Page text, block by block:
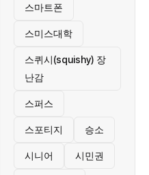
스마트폰
스미스대학
스퀴시(squishy) 장
난감
스퍼스
스포티지 승소
시니어 시민권